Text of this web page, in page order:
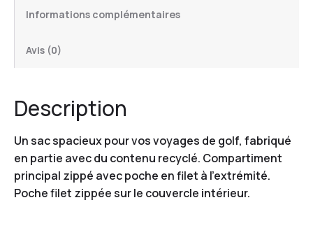
Informations complémentaires
Avis (0)
Description
Un sac spacieux pour vos voyages de golf, fabriqué
en partie avec du contenu recyclé. Compartiment
principal zippé avec poche en filet à l’extrémité.
Poche filet zippée sur le couvercle intérieur.